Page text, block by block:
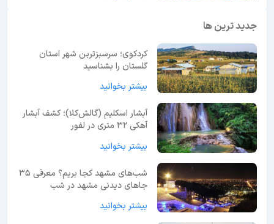
جدید ترین ها
کردکوی؛ سرسبزترین شهر استان
گلستان را بشناسید
بیشتر بخوانید
آبشار اسکلیم (گالش‌کلا)؛ کشف آبشار
آهکی ۳۲ متری در لفور
بیشتر بخوانید
شب‌های مشهد کجا بریم؟ معرفی 35
جاهای دیدنی مشهد در شب
بیشتر بخوانید